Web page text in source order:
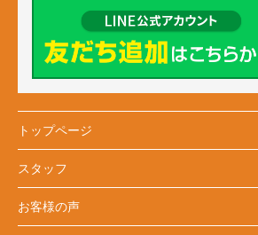
トップページ
スタッフ
お客様の声